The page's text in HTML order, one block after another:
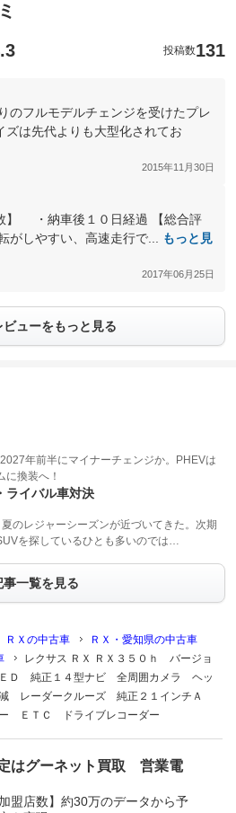
投稿数131
フルモデルチェンジを受けたプレ
ズは先代よりも大型化されてお
2015年11月30日
】 ・納車後１０日経過 【総合評
しやすい、高速走行で...
もっと見
2017年06月25日
ビューをもっと見る
年前半にマイナーチェンジか。PHEVは
に換装へ！
ライバル車対決
のレジャーシーズンが近づいてきた。次期
を探しているひとも多いのでは…
事一覧を見る
ＲＸの中古車
ＲＸ・愛知県の中古車
レクサス ＲＸ ＲＸ３５０ｈ バージョ
Ｄ 純正１４型ナビ 全周囲カメラ ヘッ
レーダークルーズ 純正２１インチＡ
ＥＴＣ ドライブレコーダー
はグーネット買取 営業電
盟店数】約30万のデータから予